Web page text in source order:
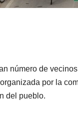
número de
por la
del pueblo.